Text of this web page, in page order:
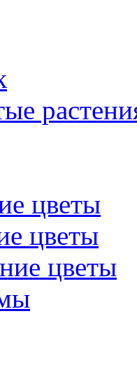
цветы
цветы
цветы